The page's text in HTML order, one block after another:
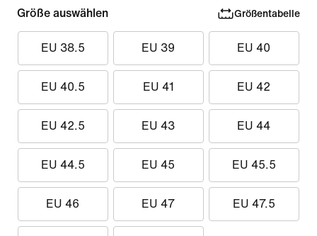
Größe auswählen Größentabelle
EU 38.5 EU 39 EU 40
EU 40.5 EU 41 EU 42
EU 42.5 EU 43 EU 44
EU 44.5 EU 45 EU 45.5
EU 46 EU 47 EU 47.5